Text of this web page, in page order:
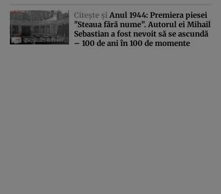
Citeşte şi Anul 1944: Premiera piesei
"Steaua fără nume”. Autorul ei Mihail
Sebastian a fost nevoit să se ascundă
– 100 de ani în 100 de momente